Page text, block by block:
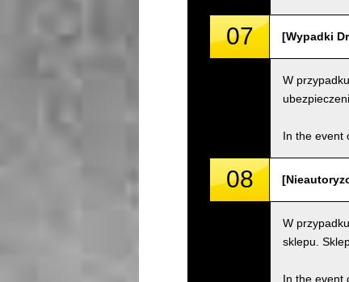
07 [Wypadki
W
In the event
08
W
sklepu.
In the event